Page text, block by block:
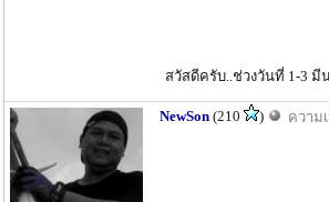
สวัสดีครับ..ช่วงวันที่ 1-3
NewSon (210 ) ความ